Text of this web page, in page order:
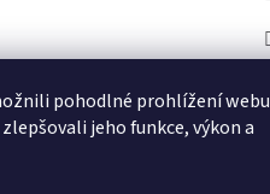
pohodlné prohlížení webu
jeho funkce, výkon a